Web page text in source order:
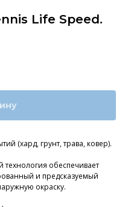
Life Speed.
(хард, грунт, трава, ковер).
обеспечивает
и предсказуемый
окраску.